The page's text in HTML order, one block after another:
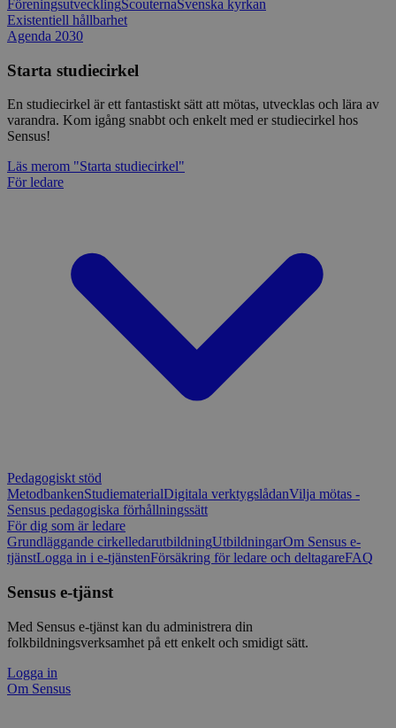
FöreningsutvecklingScouternaSvenska kyrkan
Existentiell hållbarhet
Agenda 2030
Starta studiecirkel
En studiecirkel är ett fantastiskt sätt att mötas, utvecklas och lära av
varandra. Kom igång snabbt och enkelt med er studiecirkel hos
Sensus!
Läs merom "Starta studiecirkel"
För ledare
Pedagogiskt stöd
MetodbankenStudiematerialDigitala verktygslådanVilja mötas -
Sensus pedagogiska förhållningssätt
För dig som är ledare
Grundläggande cirkelledarutbildningUtbildningarOm Sensus e-
tjänstLogga in i e-tjänstenFörsäkring för ledare och deltagareFAQ
Sensus e-tjänst
Med Sensus e-tjänst kan du administrera din
folkbildningsverksamhet på ett enkelt och smidigt sätt.
Logga in
Om Sensus